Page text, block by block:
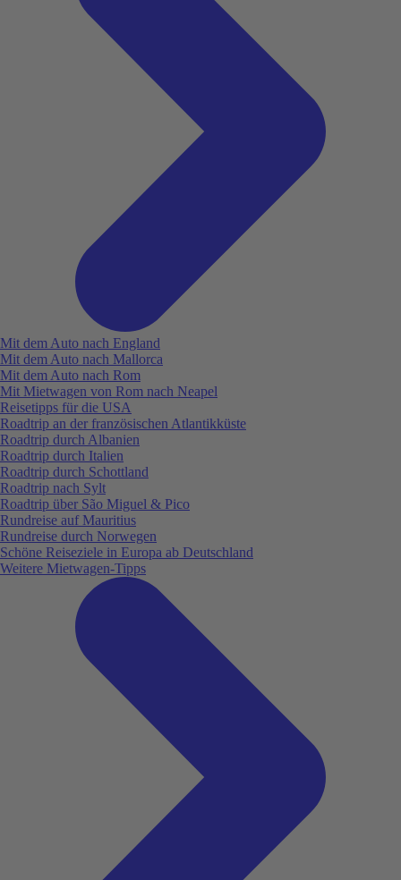
Mit dem Auto nach England
Mit dem Auto nach Mallorca
Mit dem Auto nach Rom
Mit Mietwagen von Rom nach Neapel
Reisetipps für die USA
Roadtrip an der französischen Atlantikküste
Roadtrip durch Albanien
Roadtrip durch Italien
Roadtrip durch Schottland
Roadtrip nach Sylt
Roadtrip über São Miguel & Pico
Rundreise auf Mauritius
Rundreise durch Norwegen
Schöne Reiseziele in Europa ab Deutschland
Weitere Mietwagen-Tipps